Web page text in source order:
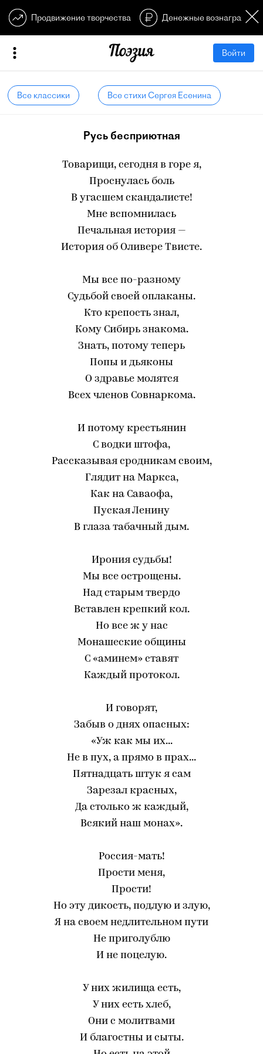
Продвижение творчества Денежные
Войти
Все классики Все стихи Сергея Есенина
Русь бесприютная
Товарищи, сегодня в горе я,
Проснулась боль
В угасшем скандалисте!
Мне вспомнилась
Печальная история —
История об Оливере Твисте.
Мы все по-разному
Судьбой своей оплаканы.
Кто крепость знал,
Кому Сибирь знакома.
Знать, потому теперь
Попы и дьяконы
О здравье молятся
Всех членов Совнаркома.
И потому крестьянин
С водки штофа,
Рассказывая сродникам своим,
Глядит на Маркса,
Как на Саваофа,
Пуская Ленину
В глаза табачный дым.
Ирония судьбы!
Мы все острощены.
Над старым твердо
Вставлен крепкий кол.
Но все ж у нас
Монашеские общины
С «аминем» ставят
Каждый протокол.
И говорят,
Забыв о днях опасных:
«Уж как мы их...
Не в пух, а прямо в прах...
Пятнадцать штук я сам
Зарезал красных,
Да столько ж каждый,
Всякий наш монах».
Россия-мать!
Прости меня,
Прости!
Но эту дикость, подлую и злую,
Я на своем недлительном пути
Не приголублю
И не поцелую.
У них жилища есть,
У них есть хлеб,
Они с молитвами
И благостны и сыты.